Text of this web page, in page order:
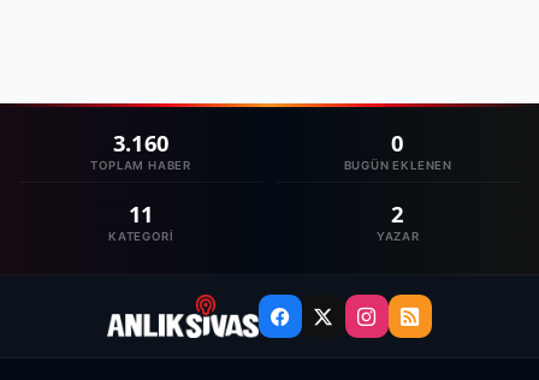
3.160
TOPLAM HABER
0
BUGÜN EKLENEN
11
KATEGORI
2
YAZAR